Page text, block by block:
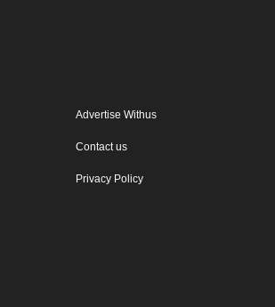
Advertise Withus
Contact us
Privacy Policy